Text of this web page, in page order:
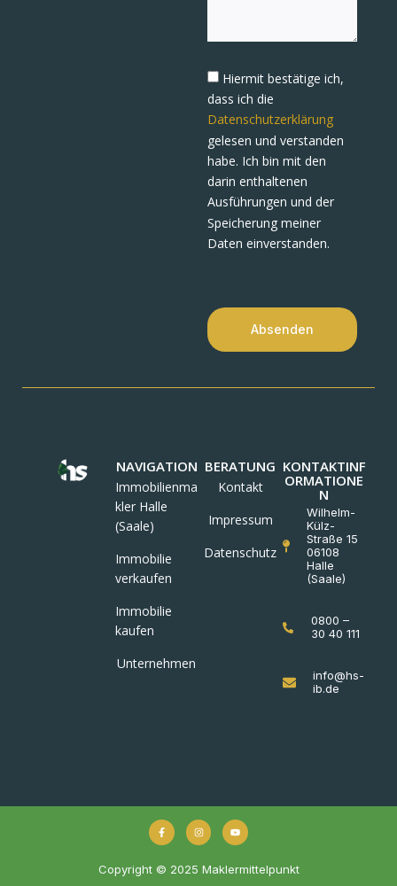
Hiermit bestätige ich,
dass ich die
Datenschutzerklärung
gelesen und verstanden
habe. Ich bin mit den
darin enthaltenen
Ausführungen und der
Speicherung meiner
Daten einverstanden.
Absenden
NAVIGATION
Immobilienma
kler Halle
(Saale)
Immobilie
verkaufen
Immobilie
kaufen
Unternehmen
BERATUNG
Kontakt
Impressum
Datenschutz
KONTAKTINF
ORMATIONE
N
Wilhelm-
Külz-
Straße 15
06108
Halle
(Saale)
0800 –
30 40 111
info@hs-
ib.de
Copyright © 2025 Maklermittelpunkt